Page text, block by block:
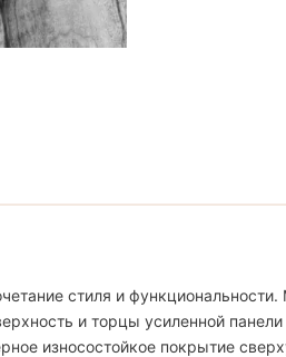
стиля и
и торцы усиленной
износостойкое покрытие